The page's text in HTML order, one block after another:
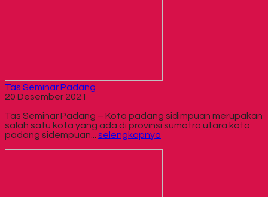
Tas Seminar Padang
20 Desember 2021
Tas Seminar Padang – Kota padang sidimpuan merupakan
salah satu kota yang ada di provinsi sumatra utara kota
padang sidempuan... selengkapnya